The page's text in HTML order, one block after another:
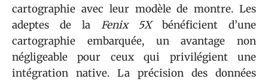
cartographie avec leur modèle de montre. Les
adeptes de la Fenix 5Xbénéficient d’une
cartographie embarquée, un avantage non
négligeable pour ceux qui privilégient une
intégration native. La précision des données